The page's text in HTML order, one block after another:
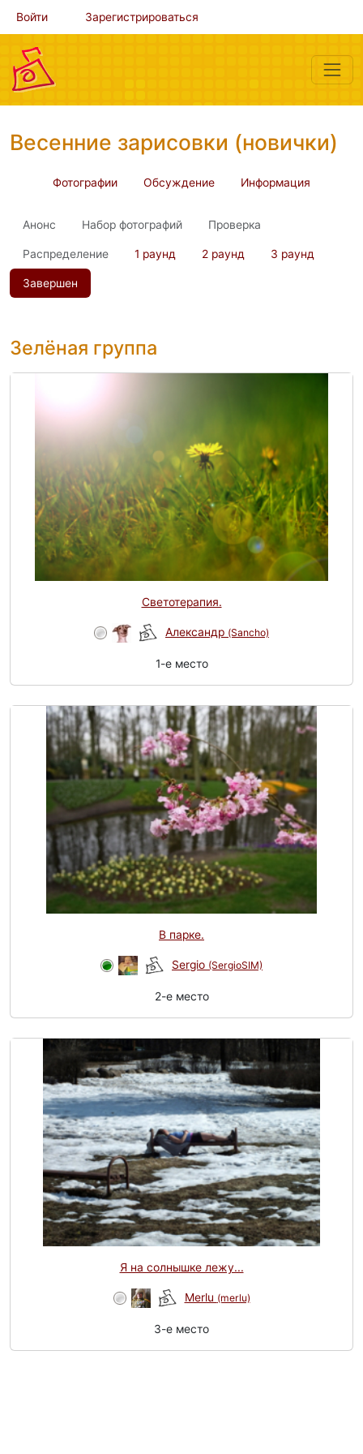
Войти Зарегистрироваться
Весенние зарисовки (новички)
Фотографии Обсуждение Информация
Анонс Набор фотографий Проверка
Распределение 1 раунд 2 раунд 3 раунд
Завершен
Зелёная группа
Светотерапия.
Александр (Sancho)
1-e место
В парке.
Sergio (SergioSIM)
2-e место
Я на солнышке лежу...
Merlu (merlu)
3-e место